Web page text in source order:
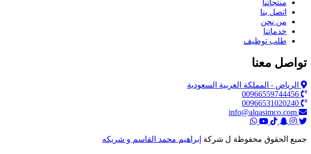
منتجاتنا
اتصل بنا
من نحن
خدماتنا
طلب توظيف
تواصل معنا
الرياض - المملكة العربية السعودية
جميع الحقوق محفوظة ل شركة إبراهيم محمد القاسم و شريكه